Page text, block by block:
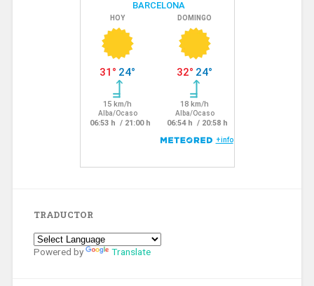
TRADUCTOR
Powered by Translate